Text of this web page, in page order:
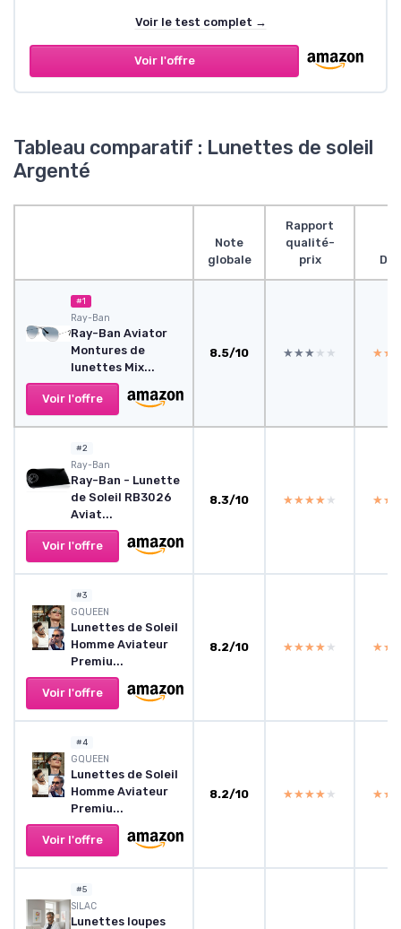
Voir le test complet →
Voir l'offre
Tableau comparatif : Lunettes de soleil
Argenté
Note
globale
Rapport
qualité-
prix
#1
Ray-Ban
Ray-Ban Aviator
Montures de
lunettes Mix...
Voir l'offre
8.5/10 ★★★★★
★★★★★
#2
Ray-Ban
Ray-Ban - Lunette
de Soleil RB3026
Aviat...
Voir l'offre
8.3/10 ★★★★★
★★★★★
#3
GQUEEN
Lunettes de Soleil
Homme Aviateur
Premiu...
Voir l'offre
8.2/10 ★★★★★
★★★★★
#4
GQUEEN
Lunettes de Soleil
Homme Aviateur
Premiu...
Voir l'offre
8.2/10 ★★★★★
★★★★★
#5
SILAC
Lunettes loupes